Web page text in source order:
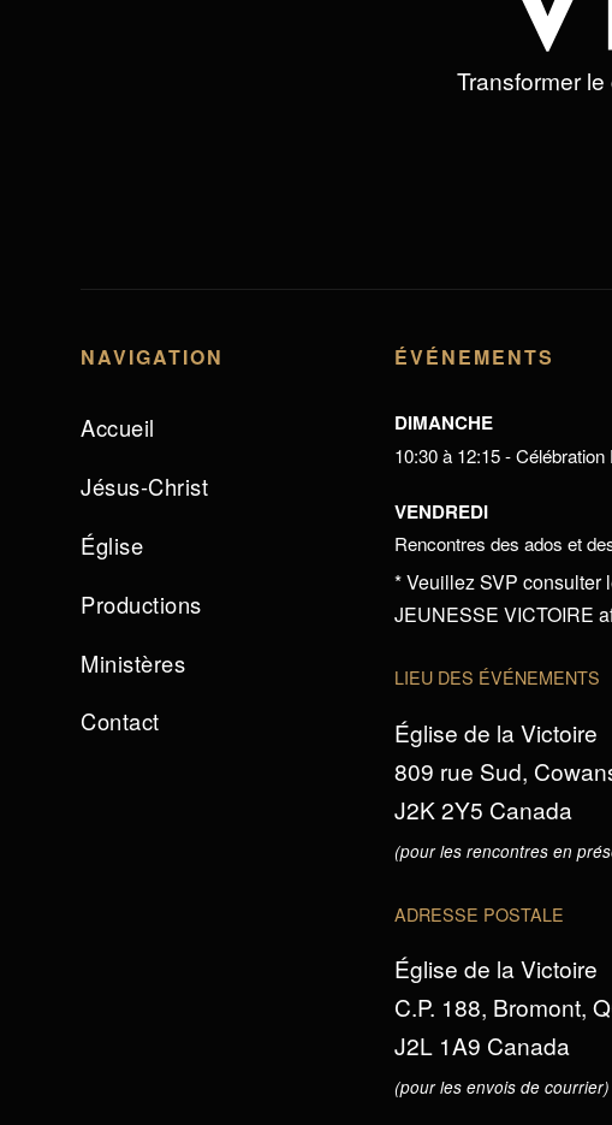
Transformer
NAVIGATION
Accueil
Jésus-Christ
Église
Productions
Ministères
Contact
ÉVÉNEMENTS
DIMANCHE
10:30 à 12:15 -
VENDREDI
Rencontres des ados et
* Veuillez SVP consulter
JEUNESSE VICTOIRE
LIEU DES ÉVÉNEMENTS
Église de la Victoire
809 rue Sud,
J2K 2Y5 Canada
(pour les rencontres en
ADRESSE POSTALE
Église de la Victoire
C.P. 188, Bromont,
J2L 1A9 Canada
(pour les envois de courrier)